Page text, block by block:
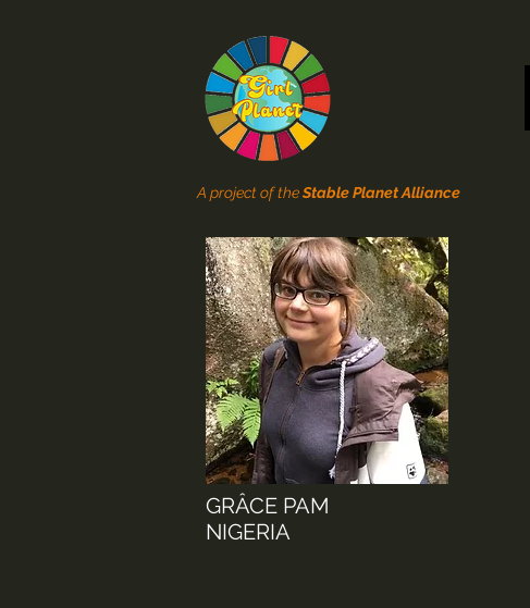
A project of theStable Planet Alliance
GRÂCE PAM
NIGERIA